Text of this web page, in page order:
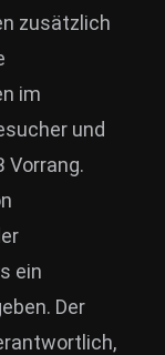
zusätzlich
im
und
Vorrang.
ein
Der